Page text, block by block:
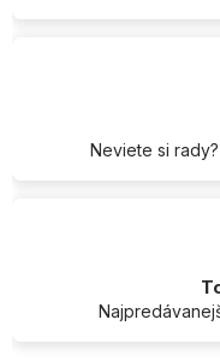
Neviete si